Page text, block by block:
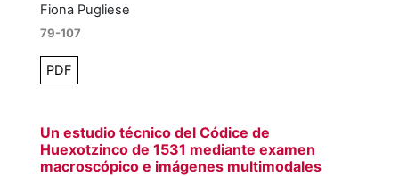
Fiona Pugliese
79-107
PDF
Un estudio técnico del Códice de
Huexotzinco de 1531 mediante examen
macroscópico e imágenes multimodales